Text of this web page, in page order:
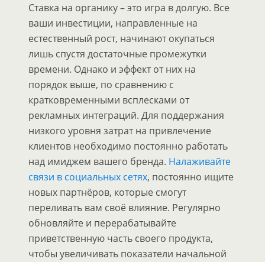
Ставка на органику – это игра в долгую. Все
ваши инвестиции, направленные на
естественный рост, начинают окупаться
лишь спустя достаточные промежутки
времени. Однако и эффект от них на
порядок выше, по сравнению с
кратковременными всплесками от
рекламных интеграций. Для поддержания
низкого уровня затрат на привлечение
клиентов необходимо постоянно работать
над имиджем вашего бренда. Налаживайте
связи в социальных сетях, постоянно ищите
новых партнёров, которые смогут
переливать вам своё влияние. Регулярно
обновляйте и перерабатывайте
приветственную часть своего продукта,
чтобы увеличивать показатели начальной